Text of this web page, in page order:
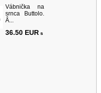
Vábnička na
srnca Buttolo.
Â...
36.50 EUR s